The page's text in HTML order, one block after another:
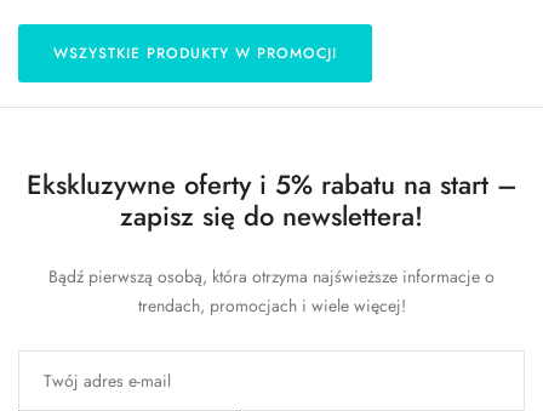
WSZYSTKIE PRODUKTY W PROMOCJI
Ekskluzywne oferty i 5% rabatu na start –
zapisz się do newslettera!
Bądź pierwszą osobą, która otrzyma najświeższe informacje o
trendach, promocjach i wiele więcej!